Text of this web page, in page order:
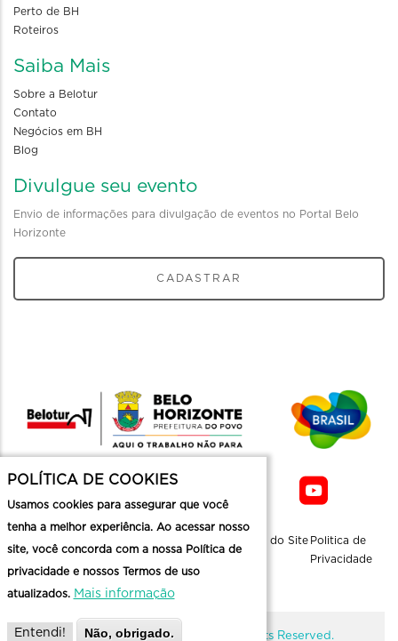
Perto de BH
Roteiros
Saiba Mais
Sobre a Belotur
Contato
Negócios em BH
Blog
Divulgue seu evento
Envio de informações para divulgação de eventos no Portal Belo
Horizonte
CADASTRAR
Mapa do Site Politica de
Privacidade
@ Copyright Belotur 2026. All Rights Reserved.
POLÍTICA DE COOKIES
Usamos cookies para assegurar que você
tenha a melhor experiência. Ao acessar nosso
site, você concorda com a nossa Política de
privacidade e nossos Termos de uso
atualizados. Mais informação
Entendi! Não, obrigado.